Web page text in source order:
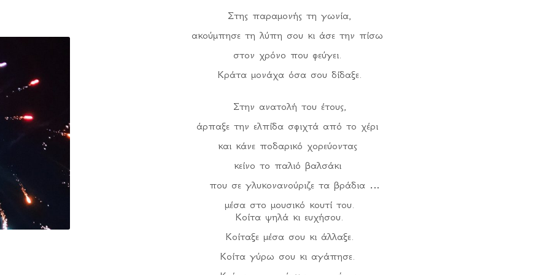
Οι μάσκες κατακρημνίζονται
στα πόδια αυτών
που στάθηκαν στο ύψος τους.
Κι η αλήθεια γδύνεται τη γοητεία
Στης παραμονής τη γωνία,
ακούμπησε τη λύπη σου κι άσε την πίσω
στον χρόνο που φεύγει.
Κράτα μονάχα όσα σου δίδαξε.
Στην ανατολή του έτους,
άρπαξε την ελπίδα σφιχτά από το χέρι
και κάνε ποδαρικό χορεύοντας
κείνο το παλιό βαλσάκι
που σε γλυκονανούριζε τα βράδια
μέσα στο μουσικό κουτί του.
Κοίτα ψηλά κι ευχήσου.
Κοίταξε μέσα σου κι άλλαξε.
Κοίτα γύρω σου κι αγάπησε.